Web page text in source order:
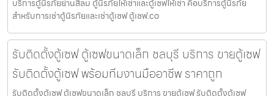
บริการตู้นิรภัยย่านสีลม ตู้นิรภัยให้เช่าและตู้เซฟให้เช่า คือบริการตู้นิรภัย
สำหรับการเช่าตู้นิรภัยและเช่าตู้เซฟ ตู้เซฟ.co
รับติดตั้งตู้เซฟ ตู้เซฟขนาดเล็ก ชลบุรี บริการ ขายตู้เซฟ
รับติดตั้งตู้เซฟ พร้อมทีมงานมืออาชีพ ราคาถูก
รับติดตั้งตู้เซฟ ตู้เซฟขนาดเล็ก ชลบุรี บริการ ขายตู้เซฟ รับติดตั้งตู้เซฟ